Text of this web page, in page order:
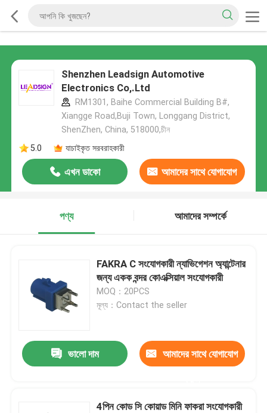
Shenzhen Leadsign Automotive
Electronics Co,.Ltd
RM1301, Baihe Commercial Building B#,
Xiangge Road,Buji Town, Longgang District,
ShenZhen, China, 518000,চীন
5.0
যাচাইকৃত সরবরাহকারী
এখন ডাকো আমাদের সাথে যোগাযোগ
পণ্য
আমাদের সম্পর্কে
FAKRA C সংযোগকারী ন্যাভিগেশন অ্যান্টেনার
জন্য একক বন্দর কোএক্সিয়াল সংযোগকারী
MOQ：20PCS
মূল্য：Contact the seller
ভালো দাম আমাদের সাথে যোগাযোগ
4পিন কোড সি কোয়াড মিনি ফাকরা সংযোগকারী